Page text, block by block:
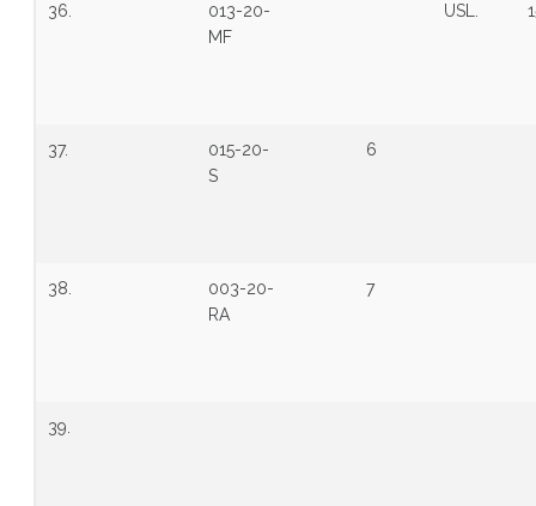
36.
013-20-
MF
USL.
37.
015-20-
S
6
38.
003-20-
RA
7
39.